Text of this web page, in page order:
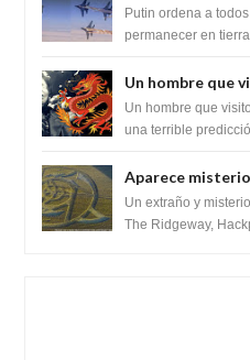
prepara para
"Caballero
Putin ordena a
permanecer en
Un hombre que
recordó la
para febrero de
Un hombre que
una terrible
Aparece
Unido 23 de
Un extraño y
The Ridgeway,